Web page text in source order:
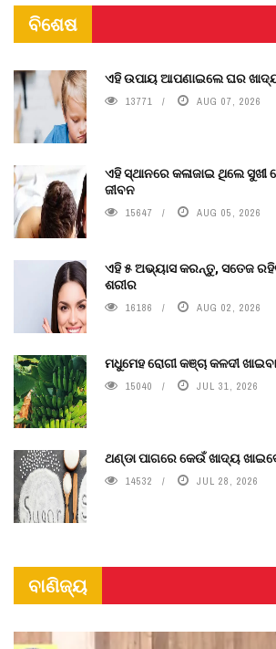
ବିଶେଷ
ଏହି ଉପାୟ ଆପଣାଇଲେ ଘର
13771 AUG 07, 2026
ଏହି ସ୍ଥାନରେ କଳାଜାଇ ଥିଲେ
ଜୀବନ
15647 AUG 05, 2026
ଏହି ୫ ଅଭ୍ୟାସ କରନ୍ତୁ, ସତେଜ
ଶରୀର
16186 AUG 02, 2026
ମଧୁମେହ ରୋଗୀ କଞ୍ଚା କଳଦୀ
15040 JUL 31, 2026
ଥଣ୍ଡା ପାଗରେ କେଉଁ ଖାଦ୍ୟ
14532 JUL 28, 2026
ବାଣିଜ୍ୟ